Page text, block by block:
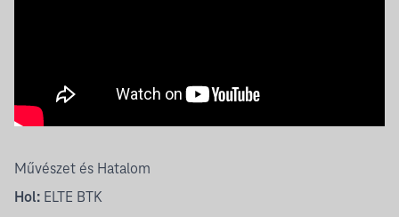
Művészet és Hatalom
Hol: ELTE BTK